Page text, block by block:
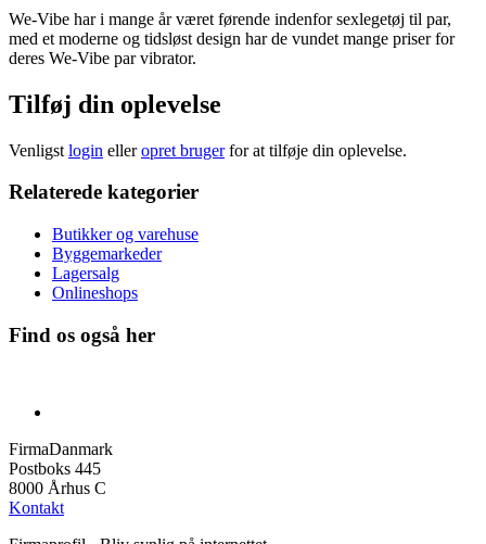
We-Vibe har i mange år været førende indenfor sexlegetøj til par,
med et moderne og tidsløst design har de vundet mange priser for
deres We-Vibe par vibrator.
Tilføj din oplevelse
Venligst login elleropret brugerfor at tilføje din oplevelse.
Relaterede kategorier
Butikker og varehuse
Byggemarkeder
Lagersalg
Onlineshops
Find os også her
FirmaDanmark
Postboks 445
8000 Århus C
Kontakt